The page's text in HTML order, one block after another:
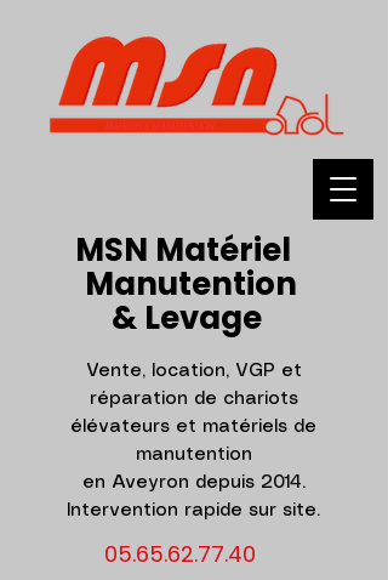
MSN Matériel
Manutention
& Levage
Vente, location, VGP et
réparation de chariots
élévateurs et matériels de
manutention
en Aveyron depuis 2014.
Intervention rapide sur site.
05.65.62.77.40